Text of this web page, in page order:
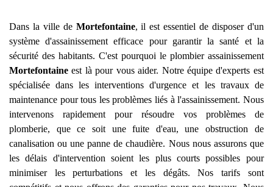
Dans la ville de Mortefontaine, il est essentiel de disposer d'un
système d'assainissement efficace pour garantir la santé et la
sécurité des habitants. C'est pourquoi le plombier assainissement
Mortefontaine est là pour vous aider. Notre équipe d'experts est
spécialisée dans les interventions d'urgence et les travaux de
maintenance pour tous les problèmes liés à l'assainissement. Nous
intervenons rapidement pour résoudre vos problèmes de
plomberie, que ce soit une fuite d'eau, une obstruction de
canalisation ou une panne de chaudière. Nous nous assurons que
les délais d'intervention soient les plus courts possibles pour
minimiser les perturbations et les dégâts. Nos tarifs sont